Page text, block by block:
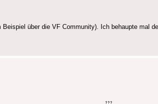
über die VF Community). Ich behaupte mal